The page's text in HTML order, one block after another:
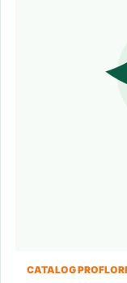
CATALOG